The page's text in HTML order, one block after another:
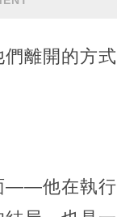
離開的方
——他在執